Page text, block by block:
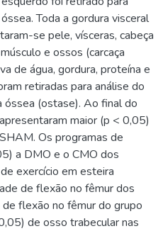
Toda a gordura visceral
se pele, vísceras, cabeça
e ossos (carcaça
de água, gordura, proteína e
retiradas para análise do
óssea (ostase). Ao final do
maior (p < 0,05)
Os programas de
a DMO e o CMO dos
exercício em esteira
de flexão no fêmur dos
flexão no fêmur do grupo
de osso trabecular nas